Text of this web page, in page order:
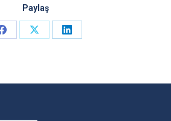
Paylaş
Share
Share
Share